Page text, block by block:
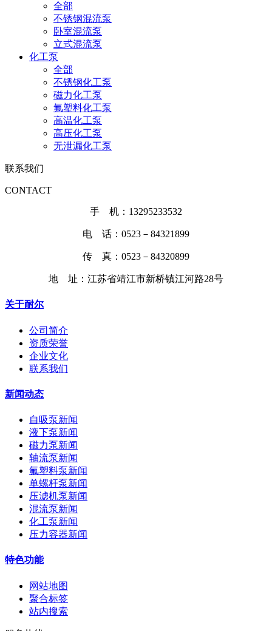
全部
不锈钢混流泵
卧室混流泵
立式混流泵
化工泵
全部
不锈钢化工泵
磁力化工泵
氟塑料化工泵
高温化工泵
高压化工泵
无泄漏化工泵
联系我们
CONTACT
手 机：13295233532
电 话：0523－84321899
传 真：0523－84320899
地 址：江苏省靖江市新桥镇江河路28号
关于耐尔
公司简介
资质荣誉
企业文化
联系我们
新闻动态
自吸泵新闻
液下泵新闻
磁力泵新闻
轴流泵新闻
氟塑料泵新闻
单螺杆泵新闻
压滤机泵新闻
混流泵新闻
化工泵新闻
压力容器新闻
特色功能
网站地图
聚合标签
站内搜索